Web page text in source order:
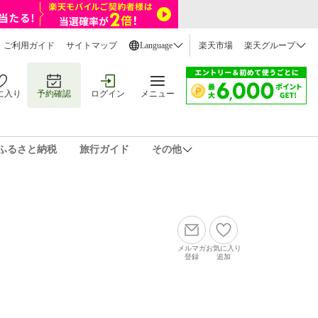
ご利用ガイド サイトマップ Language 楽天市場 楽天グループ
入り 予約確認 ログイン メニュー
るさと納税 旅行ガイド その他
メルマガ
登録
お気に入り
追加